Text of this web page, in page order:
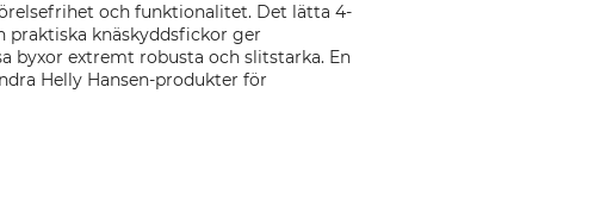
och funktionalitet. Det lätta 4-
knäskyddsfickor ger
byxor extremt robusta och slitstarka. En
Helly Hansen-produkter för